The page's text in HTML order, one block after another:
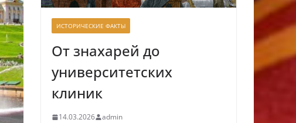
ИСТОРИЧЕСКИЕ ФАКТЫ
От знахарей до
университетских
клиник
14.03.2026 admin